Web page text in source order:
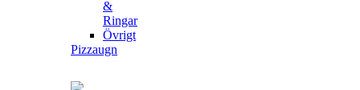
&
Ringar
Övrigt
Pizzaugn